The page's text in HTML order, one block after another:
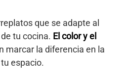
que se adapte al
tu cocina. El color y el
marcar la diferencia en la
espacio.